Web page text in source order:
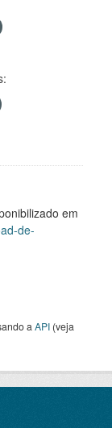
em
de-
a API (veja